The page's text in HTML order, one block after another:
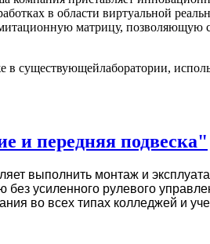
в области виртуальной
матрицу, позволяющую
в существующейлаборатории,
и передняя подвеска"
выполнить монтаж и
усиленного рулевого
во всех типах колледжей и